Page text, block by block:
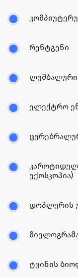
რენტგენი
ლუმბალური
ელექტრო
ექოსკოპია)
დოპლერის
ტვინის